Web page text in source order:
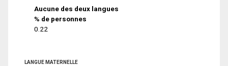
Aucune des deux langues
% de personnes
0.22
LANGUE MATERNELLE